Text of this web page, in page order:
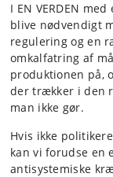
I EN VERDEN
blive nødvendigt
regulering og en
omkalfatring af
produktionen på,
der trækker i den
man ikke gør.
Hvis ikke
kan vi forudse en
antisystemiske